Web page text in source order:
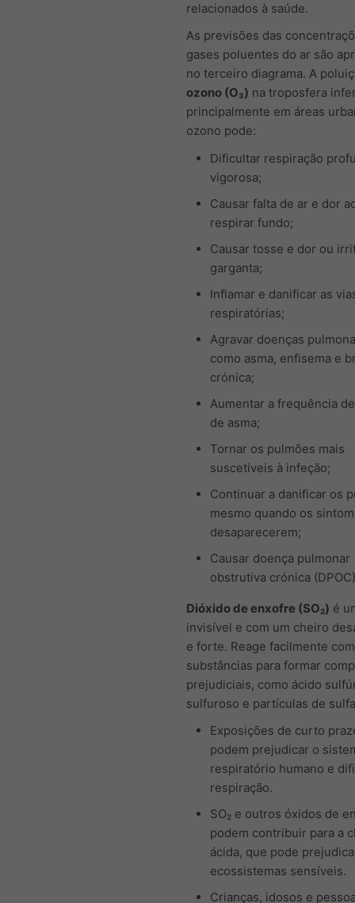
relacionados à saúde.
As previsões das
gases poluentes do ar são
no terceiro diagrama. A
ozono (O₃) na troposfera
principalmente em áreas
ozono pode:
Dificultar respiração
vigorosa;
Causar falta de ar e dor
respirar fundo;
Causar tosse e dor ou
garganta;
Inflamar e danificar as
respiratórias;
Agravar doenças
como asma, enfisema e
crónica;
Aumentar a frequência
de asma;
Tornar os pulmões mais
suscetíveis à infeção;
Continuar a danificar os
mesmo quando os
desaparecerem;
Causar doença pulmonar
obstrutiva crónica (DPOC)
Dióxido de enxofre (SO₂) é
invisível e com um cheiro
e forte. Reage facilmente
substâncias para formar
prejudiciais, como ácido
sulfuroso e partículas de
Exposições de curto
podem prejudicar o
respiratório humano e
respiração.
SO₂ e outros óxidos de
podem contribuir para a
ácida, que pode
ecossistemas sensíveis.
Crianças, idosos e